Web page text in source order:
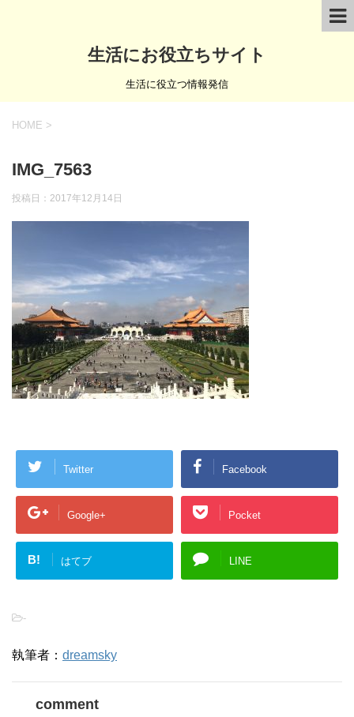
生活にお役立ちサイト
生活に役立つ情報発信
HOME >
IMG_7563
投稿日： 2017年12月14日
Twitter Facebook
Google+ Pocket
B! はてブ LINE
-
執筆者： dreamsky
comment